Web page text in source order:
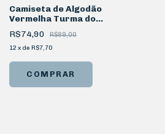
Camiseta de Algodão
Vermelha Turma do
Problems Personagem Kadu
R$74,90 R$89,00
12 x de R$7,70
COMPRAR